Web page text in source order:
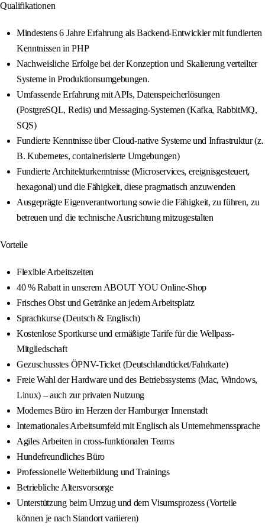
Qualifikationen
Mindestens 6 Jahre Erfahrung als Backend-Entwickler mit fundierten
Kenntnissen in PHP
Nachweisliche Erfolge bei der Konzeption und Skalierung verteilter
Systeme in Produktionsumgebungen.
Umfassende Erfahrung mit APIs, Datenspeicherlösungen
(PostgreSQL, Redis) und Messaging-Systemen (Kafka, RabbitMQ,
SQS)
Fundierte Kenntnisse über Cloud-native Systeme und Infrastruktur (z.
B. Kubernetes, containerisierte Umgebungen)
Fundierte Architekturkenntnisse (Microservices, ereignisgesteuert,
hexagonal) und die Fähigkeit, diese pragmatisch anzuwenden
Ausgeprägte Eigenverantwortung sowie die Fähigkeit, zu führen, zu
betreuen und die technische Ausrichtung mitzugestalten
Vorteile
Flexible Arbeitszeiten
40 % Rabatt in unserem ABOUT YOU Online-Shop
Frisches Obst und Getränke an jedem Arbeitsplatz
Sprachkurse (Deutsch & Englisch)
Kostenlose Sportkurse und ermäßigte Tarife für die Wellpass-
Mitgliedschaft
Gezuschusstes ÖPNV-Ticket (Deutschlandticket/Fahrkarte)
Freie Wahl der Hardware und des Betriebssystems (Mac, Windows,
Linux) – auch zur privaten Nutzung
Modernes Büro im Herzen der Hamburger Innenstadt
Internationales Arbeitsumfeld mit Englisch als Unternehmenssprache
Agiles Arbeiten in cross-funktionalen Teams
Hundefreundliches Büro
Professionelle Weiterbildung und Trainings
Betriebliche Altersvorsorge
Unterstützung beim Umzug und dem Visumsprozess (Vorteile
können je nach Standort variieren)